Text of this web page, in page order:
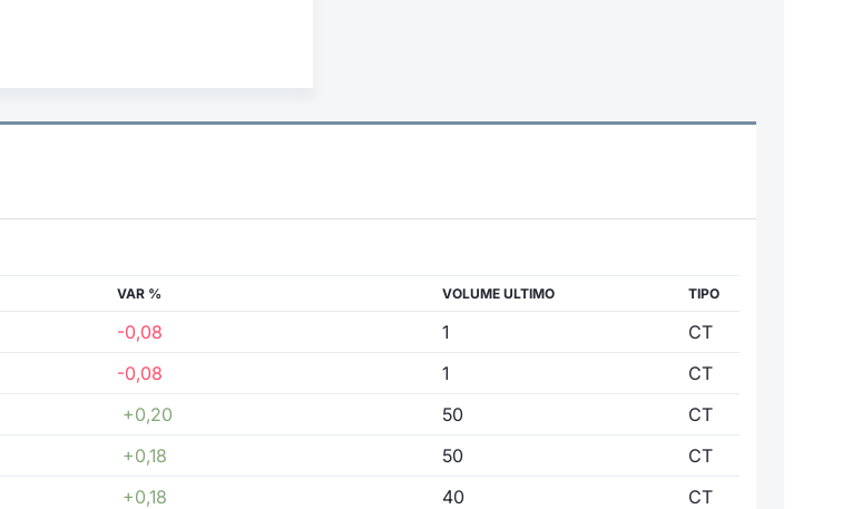
VAR % VOLUME ULTIMO TIPO
-0,08 1
CT
-0,08 1
CT
+0,20 50
CT
+0,18 50
CT
+0,18 40
CT